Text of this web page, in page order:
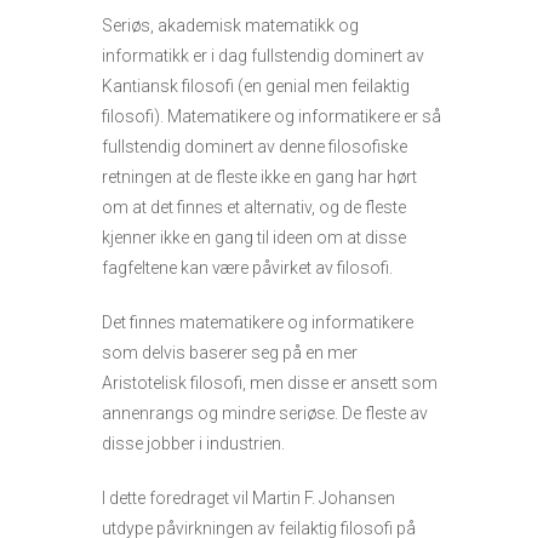
Seriøs, akademisk matematikk og
informatikk er i dag fullstendig dominert av
Kantiansk filosofi (en genial men feilaktig
filosofi). Matematikere og informatikere er så
fullstendig dominert av denne filosofiske
retningen at de fleste ikke en gang har hørt
om at det finnes et alternativ, og de fleste
kjenner ikke en gang til ideen om at disse
fagfeltene kan være påvirket av filosofi.
Det finnes matematikere og informatikere
som delvis baserer seg på en mer
Aristotelisk filosofi, men disse er ansett som
annenrangs og mindre seriøse. De fleste av
disse jobber i industrien.
I dette foredraget vil Martin F. Johansen
utdype påvirkningen av feilaktig filosofi på